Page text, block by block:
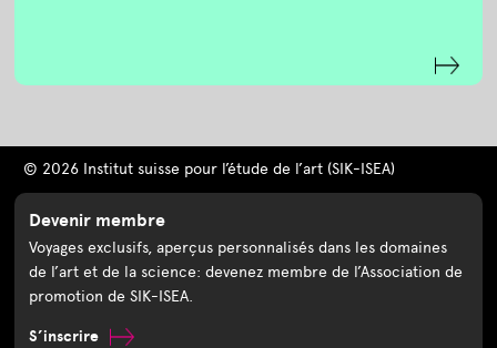
© 2026 Institut suisse pour l’étude de l’art (SIK-ISEA)
Devenir membre
Voyages exclusifs, aperçus personnalisés dans les domaines
de l’art et de la science: devenez membre de l’Association de
promotion de SIK-ISEA.
S’inscrire